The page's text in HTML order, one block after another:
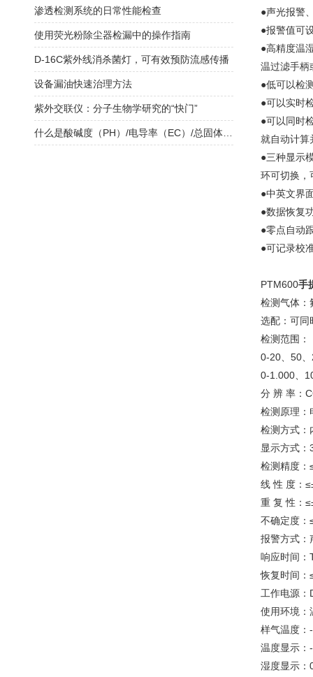
●声光报警
●报警值可
●高精度温
温过滤手柄
●低可以检
●可以实时
●可以同时
就自动计算
●三种显示
环可切换，
●中英文界
●数据恢复
●零点自动
●可记录校
PTM600手
检测气体：
选配：可同
检测范围：
0-20、50
0-1.000、
分 辨 率：
检测原理：
检测方式：
显示方式：
检测精度：
线 性 度：
重 复 性：
不确定度：
报警方式：
响应时间：
恢复时间：
工作电源：
使用环境
样气温度
温度显示
湿度显示：
渗透检测系统的日常性能检查
使用荧光粉除尘器检漏中的操作指南
D-16C紫外线消杀菌灯，可有效预防流感传播
设备漏油快速治理方法
紫外交联仪：分子生物学研究的“快门”